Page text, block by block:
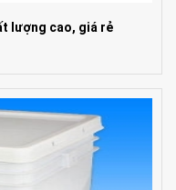
lượng cao, giá rẻ